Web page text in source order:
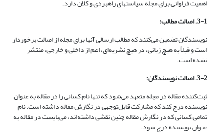
اهمیت فراوانی برای مجله سیاستهای راهبردی و کلان دارد.
3-1. اصالت مطالب:
نویسندگان تضمین می‌کنند که مطالب ارسالی آنها برای مجله از اصالت برخوردار
است و قبلاً به هیچ زبانی، در هیچ نشریه‌ای، اعم از داخلی و خارجی، منتشر
نشده است.
3-2. اصالت نویسندگان:
ثبت‌کننده مقاله در مجله متعهد می‌شود که تنها نام کسانی را در مقاله به عنوان
نویسنده درج کند که مشارکت قابل‌توجهی در نگارش مقاله داشته ‌است. نام
تمامی کسانی که در نگارش مقاله چنین نقشی داشته‌اند، می‌بایست در مقاله به
عنوان نویسنده درج شود.